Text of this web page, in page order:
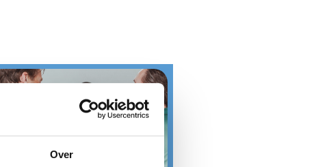
Over